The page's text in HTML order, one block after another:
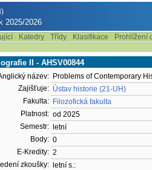
2025/2026
Katedry Třídy Klasifikace
Prohlížení
II - AHSV00844
název: Problems of Contemporary
Zajišťuje: Ústav historie (21-UH)
Fakulta: Filozofická fakulta
Platnost: od 2025
Semestr:
letní
Body: 0
E-Kredity: 2
zkoušky:
letní s.: